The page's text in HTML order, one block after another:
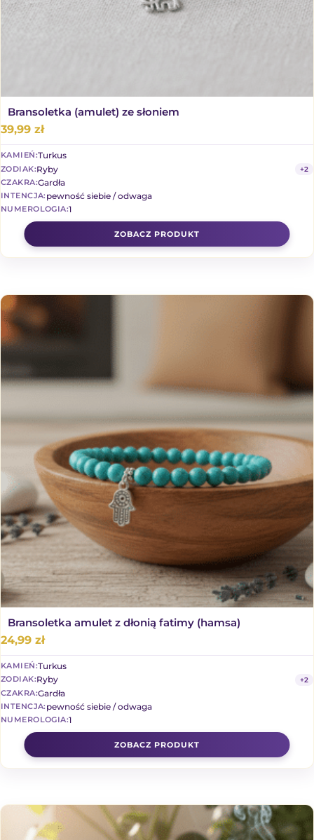
Bransoletka (amulet) ze słoniem
39,99 zł
KAMIEŃ:Turkus
ZODIAK:Ryby
+2
CZAKRA:Gardła
INTENCJA: pewność siebie / odwaga
NUMEROLOGIA:1
Bransoletka amulet z dłonią fatimy (hamsa)
24,99 zł
KAMIEŃ:Turkus
ZODIAK:Ryby
+2
CZAKRA:Gardła
INTENCJA: pewność siebie / odwaga
NUMEROLOGIA:1